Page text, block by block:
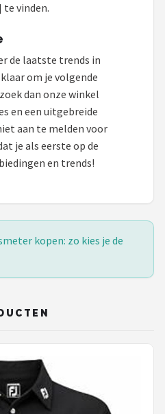
vinden.
de laatste trends in
om je volgende
dan onze winkel
en een uitgebreide
aan te melden voor
je als eerste op de
en trends!
kopen: zo kies je de